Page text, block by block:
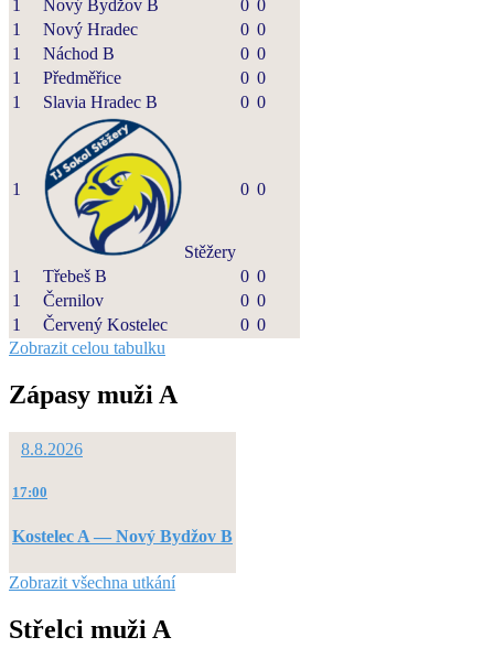
1
Nový Bydžov B 0 0
1
Nový Hradec 0 0
1
Náchod B 0 0
1
Předměřice 0 0
1
Slavia Hradec B 0 0
1
Stěžery
0 0
1 Třebeš B 0 0
1
Černilov 0 0
1
Červený Kostelec 0 0
Zobrazit celou tabulku
Zápasy muži A
8.8.2026
17:00
Kostelec A — Nový Bydžov B
Zobrazit všechna utkání
Střelci muži A